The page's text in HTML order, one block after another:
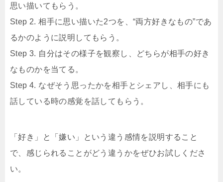
思い描いてもらう。
Step 2. 相手に思い描いた2つを、“両方好きなもの”であ
るかのように説明してもらう。
Step 3. 自分はその様子を観察し、どちらが相手の好き
なものかを当てる。
Step 4. なぜそう思ったかを相手とシェアし、相手にも
話している時の感覚を話してもらう。
「好き」と「嫌い」という違う感情を説明すること
で、感じられることがどう違うかをぜひお試しくださ
い。